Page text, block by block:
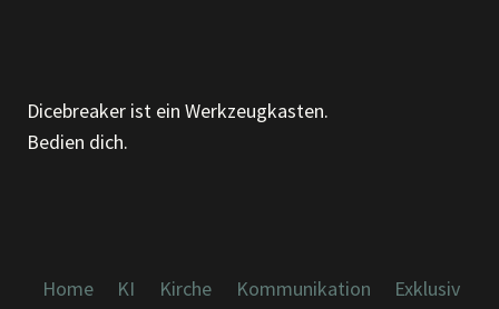
Dicebreaker ist ein Werkzeugkasten.
Bedien dich.
Home KI Kirche Kommunikation Exklusiv